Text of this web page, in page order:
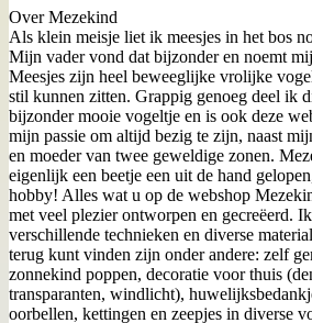
Over Mezekind
Als klein meisje liet ik meesjes in het bos
Mijn vader vond dat bijzonder en noemt
Meesjes zijn heel beweeglijke vrolijke
stil kunnen zitten. Grappig genoeg deel ik
bijzonder mooie vogeltje en is ook deze
mijn passie om altijd bezig te zijn, naast
en moeder van twee geweldige zonen.
eigenlijk een beetje een uit de hand
hobby! Alles wat u op de webshop
met veel plezier ontworpen en gecreëerd.
verschillende technieken en diverse
terug kunt vinden zijn onder andere: zelf
zonnekind poppen, decoratie voor thuis
transparanten, windlicht),
oorbellen, kettingen en zeepjes in diverse